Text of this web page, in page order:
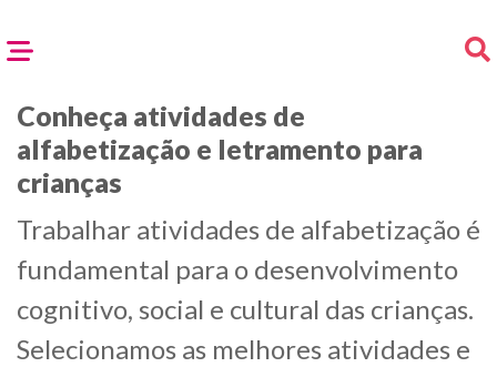
Conheça atividades de
alfabetização e letramento para
crianças
Trabalhar atividades de alfabetização é
fundamental para o desenvolvimento
cognitivo, social e cultural das crianças.
Selecionamos as melhores atividades e